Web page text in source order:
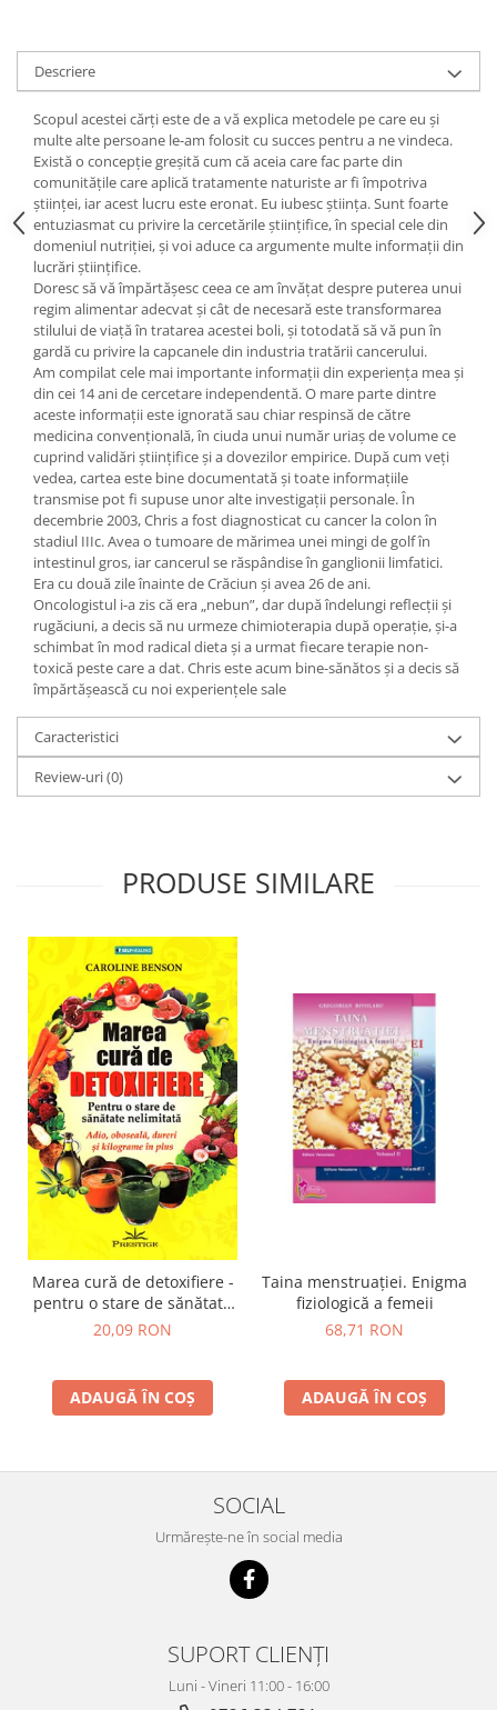
Îngeri
Vindecare spirituală
Viaţa de după moarte
Cristale
Supă de pui pentru suflet
Yoga
Oracol
Spiritualitate şi ştiinţă
Fără categorie
Cunoaștere
Descriere
Scopul acestei cărți este de a vă explica metodele pe care eu și
multe alte persoane le-am folosit cu succes pentru a ne vindeca.
Există o concepție greșită cum că aceia care fac parte din
comunitățile care aplică tratamente naturiste ar fi împotriva
științei, iar acest lucru este eronat. Eu iubesc ştiinţa. Sunt foarte
entuziasmat cu privire la cercetările științifice, în special cele din
domeniul nutriției, și voi aduce ca argumente multe informații din
lucrări științifice.
Doresc să vă împărtășesc ceea ce am învățat despre puterea unui
regim alimentar adecvat și cât de necesară este transformarea
stilului de viață în tratarea acestei boli, și totodată să vă pun în
gardă cu privire la capcanele din industria tratării cancerului.
Am compilat cele mai importante informații din experiența mea și
din cei 14 ani de cercetare independentă. O mare parte dintre
aceste informații este ignorată sau chiar respinsă de către
medicina convențională, în ciuda unui număr uriaș de volume ce
cuprind validări științifice și a dovezilor empirice. După cum veți
vedea, cartea este bine documentată și toate informațiile
transmise pot fi supuse unor alte investigații personale. În
decembrie 2003, Chris a fost diagnosticat cu cancer la colon în
stadiul IIIc. Avea o tumoare de mărimea unei mingi de golf în
intestinul gros, iar cancerul se răspândise în ganglionii limfatici.
Era cu două zile înainte de Crăciun și avea 26 de ani.
Oncologistul i-a zis că era „nebun”, dar după îndelungi reflecții și
rugăciuni, a decis să nu urmeze chimioterapia după operație, și-a
schimbat în mod radical dieta și a urmat fiecare terapie non-
toxică peste care a dat. Chris este acum bine-sănătos și a decis să
împărtășească cu noi experiențele sale
Caracteristici
Review-uri(0)
PRODUSE SIMILARE
Marea cură de detoxifiere -
pentru o stare de sănătate
nelimitată
20,09 RON
ADAUGĂ ÎN COȘ
Taina menstruației. Enigma
fiziologică a femeii
68,71 RON
ADAUGĂ ÎN COȘ
SOCIAL
Urmărește-ne în social media
SUPORT CLIENȚI
Luni - Vineri 11:00 - 16:00